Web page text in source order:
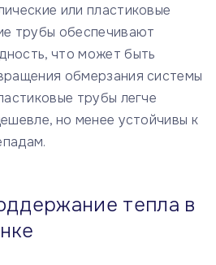
или пластиковые
трубы обеспечивают
что может быть
обмерзания системы
трубы легче
но менее устойчивы к
тепла в